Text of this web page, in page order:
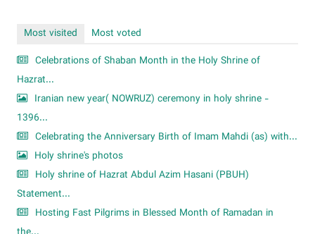
Most visited
Most voted
Celebrations of Shaban Month in the Holy Shrine of
Hazrat...
Iranian new year( NOWRUZ) ceremony in holy shrine -
1396...
Celebrating the Anniversary Birth of Imam Mahdi (as) with...
Holy shrine's photos
Holy shrine of Hazrat Abdul Azim Hasani (PBUH)
Statement...
Hosting Fast Pilgrims in Blessed Month of Ramadan in